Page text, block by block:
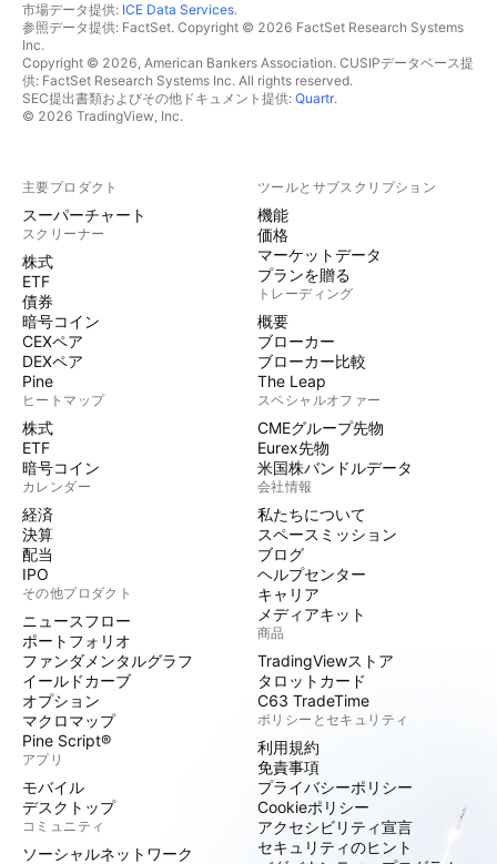
市場データ提供: ICE Data Services.
参照データ提供: FactSet. Copyright © 2026 FactSet Research Systems
Inc.
Copyright © 2026, American Bankers Association. CUSIPデータベース提
供: FactSet Research Systems Inc. All rights reserved.
SEC提出書類およびその他ドキュメント提供: Quartr.
© 2026 TradingView, Inc.
主要プロダクト
スーパーチャート
スクリーナー
株式
ETF
債券
暗号コイン
CEXペア
DEXペア
Pine
ヒートマップ
株式
ETF
暗号コイン
カレンダー
経済
決算
配当
IPO
その他プロダクト
ニュースフロー
ポートフォリオ
ファンダメンタルグラフ
イールドカーブ
オプション
マクロマップ
Pine Script®
アプリ
モバイル
デスクトップ
コミュニティ
ソーシャルネットワーク
ツールとサブスクリプション
機能
価格
マーケットデータ
プランを贈る
トレーディング
概要
ブローカー
ブローカー比較
The Leap
スペシャルオファー
CMEグループ先物
Eurex先物
米国株バンドルデータ
会社情報
私たちについて
スペースミッション
ブログ
ヘルプセンター
キャリア
メディアキット
商品
TradingViewストア
タロットカード
C63 TradeTime
ポリシーとセキュリティ
利用規約
免責事項
プライバシーポリシー
Cookieポリシー
アクセシビリティ宣言
セキュリティのヒント